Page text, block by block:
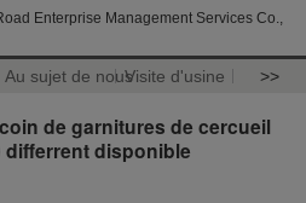
Enterprise Management Services Co.,
Au sujet de nousVisite d'usine >>
de garnitures de cercueil
differrent disponible